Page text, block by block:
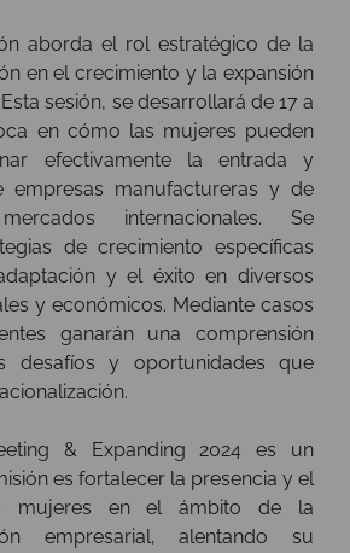
aborda el rol estratégico de la
en el crecimiento y la expansión
sesión, se desarrollará de 17 a
en cómo las mujeres pueden
efectivamente la entrada y
empresas manufactureras y de
internacionales. Se
de crecimiento específicas
y el éxito en diversos
y económicos. Mediante casos
ganarán una comprensión
desafíos y oportunidades que
& Expanding 2024 es un
es fortalecer la presencia y el
mujeres en el ámbito de la
empresarial, alentando su